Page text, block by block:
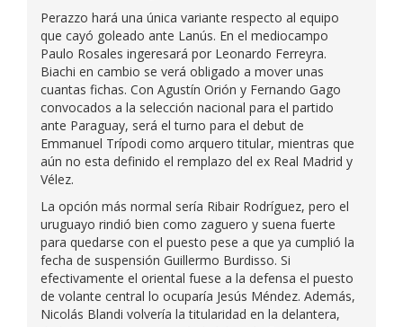
Perazzo hará una única variante respecto al equipo
que cayó goleado ante Lanús. En el mediocampo
Paulo Rosales ingeresará por Leonardo Ferreyra.
Biachi en cambio se verá obligado a mover unas
cuantas fichas. Con Agustín Orión y Fernando Gago
convocados a la selección nacional para el partido
ante Paraguay, será el turno para el debut de
Emmanuel Trípodi como arquero titular, mientras que
aún no esta definido el remplazo del ex Real Madrid y
Vélez.
La opción más normal sería Ribair Rodríguez, pero el
uruguayo rindió bien como zaguero y suena fuerte
para quedarse con el puesto pese a que ya cumplió la
fecha de suspensión Guillermo Burdisso. Si
efectivamente el oriental fuese a la defensa el puesto
de volante central lo ocuparía Jesús Méndez. Además,
Nicolás Blandi volvería la titularidad en la delantera,